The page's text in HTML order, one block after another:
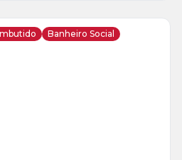
Banheiro Social